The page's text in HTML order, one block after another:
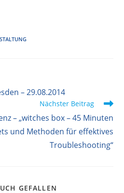
– 29.08.2014
Nächster Beitrag
– „witches box – 45 Minuten
und Methoden für effektives
Troubleshooting“
GEFALLEN